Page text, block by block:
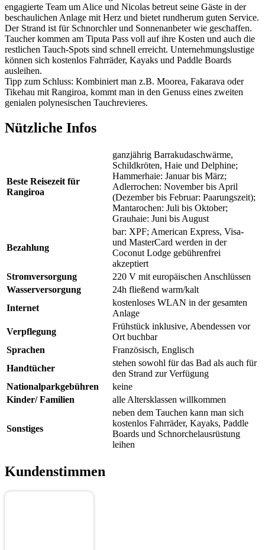
engagierte Team um Alice und Nicolas betreut seine Gäste in der
beschaulichen Anlage mit Herz und bietet rundherum guten Service.
Der Strand ist für Schnorchler und Sonnenanbeter wie geschaffen.
Taucher kommen am Tiputa Pass voll auf ihre Kosten und auch die
restlichen Tauch-Spots sind schnell erreicht. Unternehmungslustige
können sich kostenlos Fahrräder, Kayaks und Paddle Boards
ausleihen.
Tipp zum Schluss: Kombiniert man z.B. Moorea, Fakarava oder
Tikehau mit Rangiroa, kommt man in den Genuss eines zweiten
genialen polynesischen Tauchrevieres.
Nützliche Infos
Beste Reisezeit für
Rangiroa
ganzjährig Barrakudaschwärme,
Schildkröten, Haie und Delphine;
Hammerhaie: Januar bis März;
Adlerrochen: November bis April
(Dezember bis Februar: Paarungszeit);
Mantarochen: Juli bis Oktober;
Grauhaie: Juni bis August
Bezahlung
bar: XPF; American Express, Visa-
und MasterCard werden in der
Coconut Lodge gebührenfrei
akzeptiert
Stromversorgung
220 V mit europäischen Anschlüssen
Wasserversorgung
24h fließend warm/kalt
Internet
kostenloses WLAN in der gesamten
Anlage
Verpflegung
Frühstück inklusive, Abendessen vor
Ort buchbar
Sprachen
Französisch, Englisch
Handtücher
stehen sowohl für das Bad als auch für
den Strand zur Verfügung
Nationalparkgebühren
keine
Kinder/ Familien
alle Altersklassen willkommen
Sonstiges
neben dem Tauchen kann man sich
kostenlos Fahrräder, Kayaks, Paddle
Boards und Schnorchelausrüstung
leihen
Kundenstimmen